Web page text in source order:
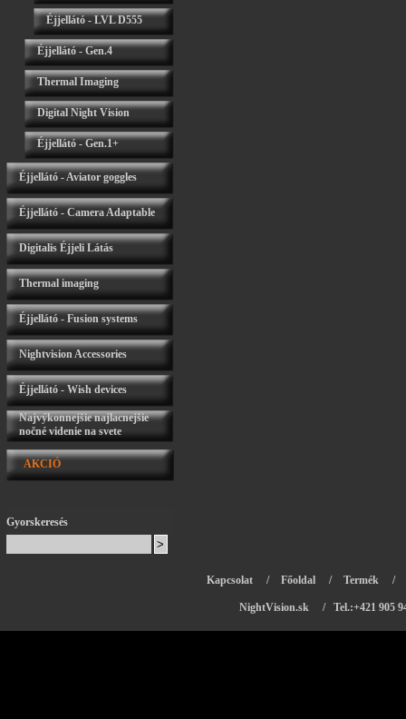
Éjjellátó - LVL D555
Éjjellátó - Gen.4
Thermal Imaging
Digital Night Vision
Éjjellátó - Gen.1+
Éjjellátó - Aviator goggles
Éjjellátó - Camera Adaptable
Digitalis Éjjeli Látás
Thermal imaging
Éjjellátó - Fusion systems
Nightvision Accessories
Éjjellátó - Wish devices
Najvýkonnejšie najlacnejšie
nočné videnie na svete
AKCIÓ
Gyorskeresés
Kapcsolat / Főoldal / Termék /
NightVision.sk / Tel.:+421 905